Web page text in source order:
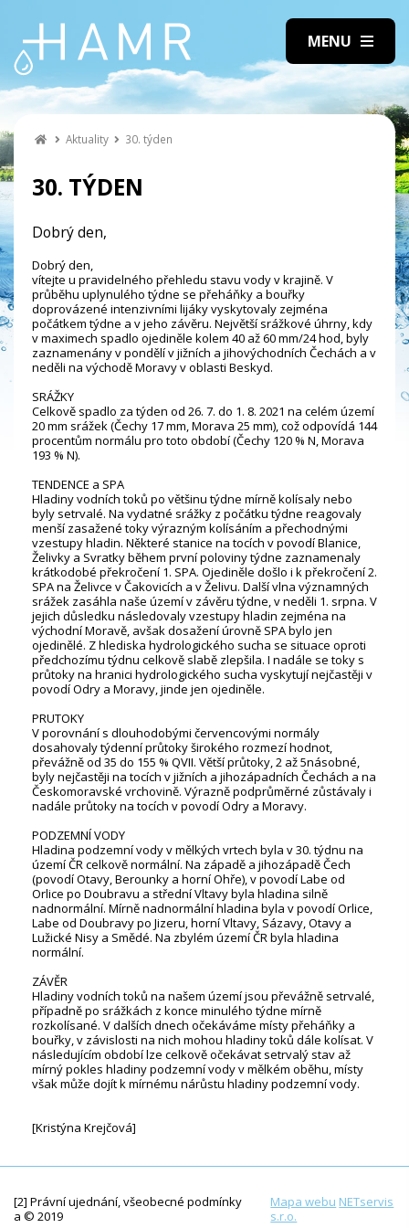
Aktuality 30. týden
30. TÝDEN
Dobrý den,
Dobrý den,
vítejte u pravidelného přehledu stavu vody v krajině. V
průběhu uplynulého týdne se přeháňky a bouřky
doprovázené intenzivními lijáky vyskytovaly zejména
počátkem týdne a v jeho závěru. Největší srážkové úhrny, kdy
v maximech spadlo ojediněle kolem 40 až 60 mm/24 hod, byly
zaznamenány v pondělí v jižních a jihovýchodních Čechách a v
neděli na východě Moravy v oblasti Beskyd.
SRÁŽKY
Celkově spadlo za týden od 26. 7. do 1. 8. 2021 na celém území
20 mm srážek (Čechy 17 mm, Morava 25 mm), což odpovídá 144
procentům normálu pro toto období (Čechy 120 % N, Morava
193 % N).
TENDENCE a SPA
Hladiny vodních toků po většinu týdne mírně kolísaly nebo
byly setrvalé. Na vydatné srážky z počátku týdne reagovaly
menší zasažené toky výrazným kolísáním a přechodnými
vzestupy hladin. Některé stanice na tocích v povodí Blanice,
Želivky a Svratky během první poloviny týdne zaznamenaly
krátkodobé překročení 1. SPA. Ojediněle došlo i k překročení 2.
SPA na Želivce v Čakovicích a v Želivu. Další vlna významných
srážek zasáhla naše území v závěru týdne, v neděli 1. srpna. V
jejich důsledku následovaly vzestupy hladin zejména na
východní Moravě, avšak dosažení úrovně SPA bylo jen
ojedinělé. Z hlediska hydrologického sucha se situace oproti
předchozímu týdnu celkově slabě zlepšila. I nadále se toky s
průtoky na hranici hydrologického sucha vyskytují nejčastěji v
povodí Odry a Moravy, jinde jen ojediněle.
PRUTOKY
V porovnání s dlouhodobými červencovými normály
dosahovaly týdenní průtoky širokého rozmezí hodnot,
převážně od 35 do 155 % QVII. Větší průtoky, 2 až 5násobné,
byly nejčastěji na tocích v jižních a jihozápadních Čechách a na
Českomoravské vrchovině. Výrazně podprůměrné zůstávaly i
nadále průtoky na tocích v povodí Odry a Moravy.
PODZEMNÍ VODY
Hladina podzemní vody v mělkých vrtech byla v 30. týdnu na
území ČR celkově normální. Na západě a jihozápadě Čech
(povodí Otavy, Berounky a horní Ohře), v povodí Labe od
Orlice po Doubravu a střední Vltavy byla hladina silně
nadnormální. Mírně nadnormální hladina byla v povodí Orlice,
Labe od Doubravy po Jizeru, horní Vltavy, Sázavy, Otavy a
Lužické Nisy a Smědé. Na zbylém území ČR byla hladina
normální.
ZÁVĚR
Hladiny vodních toků na našem území jsou převážně setrvalé,
případně po srážkách z konce minulého týdne mírně
rozkolísané. V dalších dnech očekáváme místy přeháňky a
bouřky, v závislosti na nich mohou hladiny toků dále kolísat. V
následujícím období lze celkově očekávat setrvalý stav až
mírný pokles hladiny podzemní vody v mělkém oběhu, místy
však může dojít k mírnému nárůstu hladiny podzemní vody.
[Kristýna Krejčová]
[2] Právní ujednání, všeobecné podmínky
a © 2019
Mapa webu NETservis
s.r.o.